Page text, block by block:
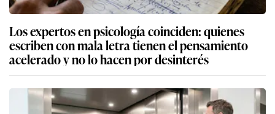
Los expertos en psicología coinciden: quienes
escriben con mala letra tienen el pensamiento
acelerado y no lo hacen por desinterés